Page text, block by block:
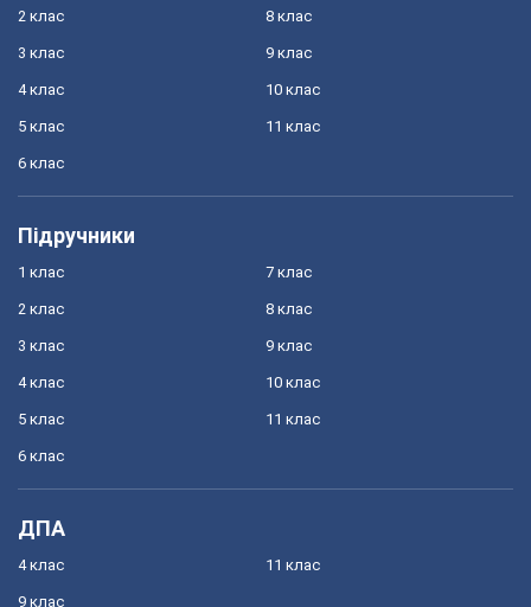
2 клас
3 клас
4 клас
5 клас
6 клас
8 клас
9 клас
10 клас
11 клас
Підручники
1 клас
2 клас
3 клас
4 клас
5 клас
6 клас
7 клас
8 клас
9 клас
10 клас
11 клас
ДПА
4 клас
9 клас
11 клас